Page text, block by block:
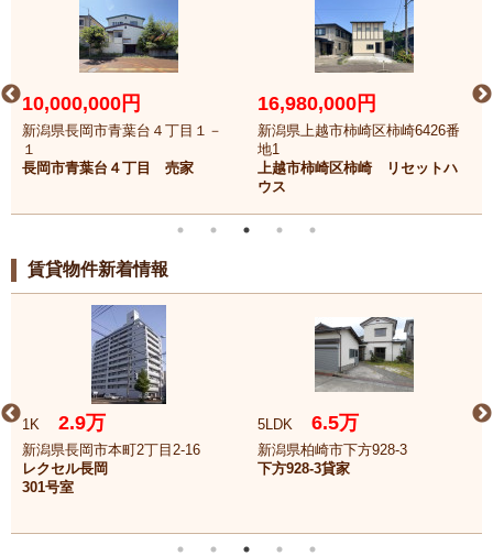
10,000,000円
新潟県長岡市青葉台４丁目１－
１
長岡市青葉台４丁目 売家
16,980,000円
新潟県上越市柿崎区柿崎6426番
地1
上越市柿崎区柿崎 リセットハ
ウス
賃貸物件新着情報
1K 2.9万
新潟県長岡市本町2丁目2-16
レクセル長岡
301号室
5LDK 6.5万
新潟県柏崎市下方928-3
下方928-3貸家